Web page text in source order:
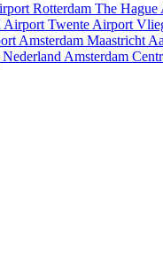
Rotterdam The Hague
Airport Twente Airport
Amsterdam Maastricht
Amsterdam